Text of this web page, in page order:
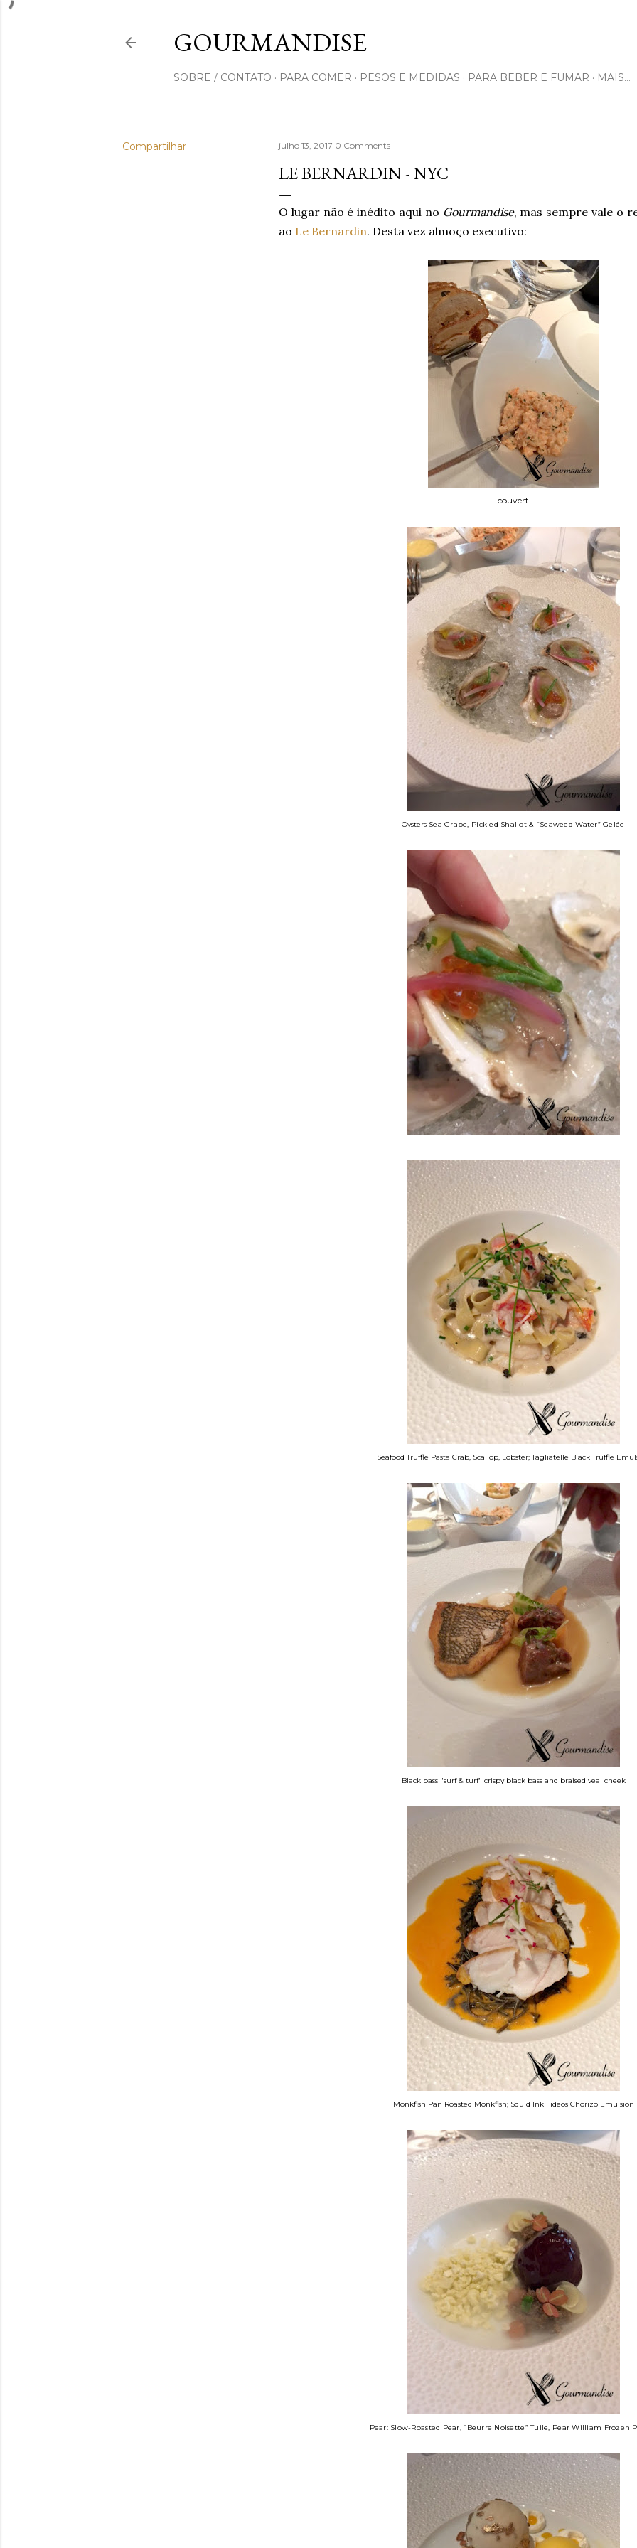
GOURMANDISE
SOBRE / CONTATO PARA COMER PESOS E MEDIDAS PARA BEBER E FUMAR MAIS…
Compartilhar julho 13, 2017 0 Comments
LE BERNARDIN - NYC
O lugar não é inédito aqui no Gourmandise, mas sempre vale o
ao Le Bernardin. Desta vez almoço executivo:
couvert
Oysters Sea Grape, Pickled Shallot & “Seaweed Water” Gelée
Seafood Truffle Pasta Crab, Scallop, Lobster; Tagliatelle Black Truffle
Black bass "surf & turf" crispy black bass and braised veal cheek
Monkfish Pan Roasted Monkfish; Squid Ink Fideos Chorizo Emulsion
Pear: Slow-Roasted Pear, “Beurre Noisette” Tuile, Pear William Frozen